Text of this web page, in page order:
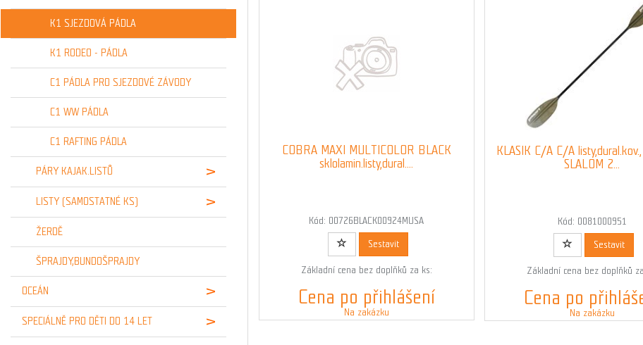
K1 SJEZDOVÁ PÁDLA
K1 RODEO - PÁDLA
C1 PÁDLA PRO SJEZDOVÉ ZÁVODY
C1 WW PÁDLA
C1 RAFTING PÁDLA
PÁRY KAJAK.LISTŮ
LISTY (SAMOSTATNÉ KS)
ŽERDĚ
ŠPRAJDY,BUNDOŠPRAJDY
OCEÁN
SPECIÁLNĚ PRO DĚTI DO 14 LET
COBRA MAXI MULTICOLOR BLACK
sklolamin.listy,dural....
Kód: 00726BLACK00924MUSA
Sestavit
Základní cena bez doplňků za ks:
Cena po přihlášení
Na zakázku
KLASIK C/A C/A
SLALOM 2...
Kód: 0081000951
Sestavit
Základní cena bez doplňků
Cena po
Na zakázku